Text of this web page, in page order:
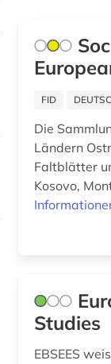
FID
Die
Ländern
Faltblätter
Kosovo,
Studies
EBSEES